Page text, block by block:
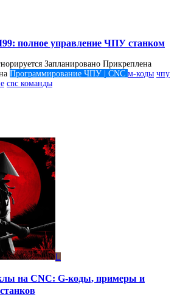
полное управление ЧПУ станком
Запланировано Прикреплена
Программирование ЧПУ | CNC м-коды чпу
cnc команды
L
на CNC: G-коды, примеры и